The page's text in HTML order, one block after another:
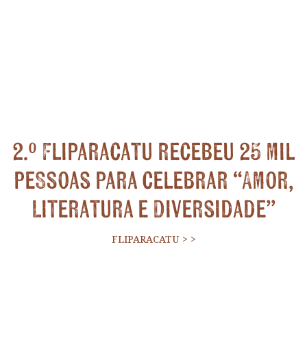
2.º Fliparacatu recebeu 25 mil
pessoas para celebrar “Amor,
Literatura e Diversidade”
FLIPARACATU> >